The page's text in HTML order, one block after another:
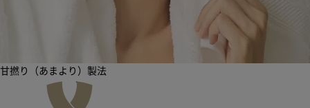
甘撚り（あまより）製法